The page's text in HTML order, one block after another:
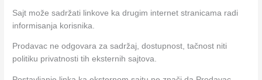
Sajt može sadržati linkove ka drugim internet stranicama radi
informisanja korisnika.
Prodavac ne odgovara za sadržaj, dostupnost, tačnost niti
politiku privatnosti tih eksternih sajtova.